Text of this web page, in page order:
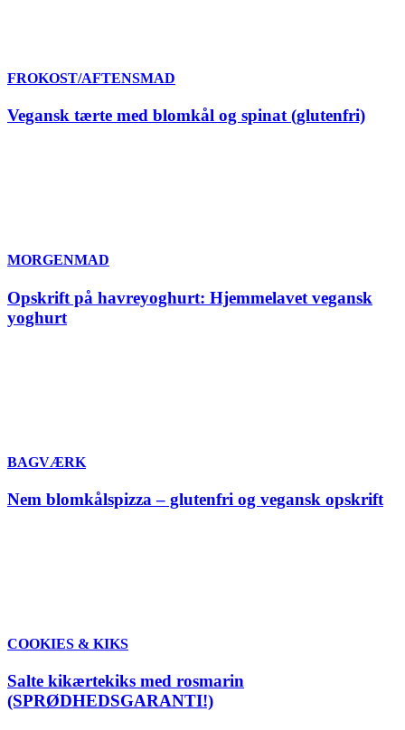
FROKOST/AFTENSMAD
Vegansk tærte med blomkål og spinat (glutenfri)
MORGENMAD
Opskrift på havreyoghurt: Hjemmelavet vegansk
yoghurt
BAGVÆRK
Nem blomkålspizza – glutenfri og vegansk opskrift
COOKIES & KIKS
Salte kikærtekiks med rosmarin
(SPRØDHEDSGARANTI!)